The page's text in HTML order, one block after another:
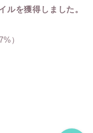
ルを獲得しました。
）
マイル講座
ワールド